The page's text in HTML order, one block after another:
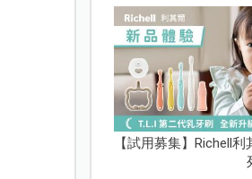
【試用募集】Richell